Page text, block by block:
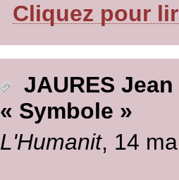
Cliquez pour
JAURES Jean
« Symbole »
L'Humanit, 14